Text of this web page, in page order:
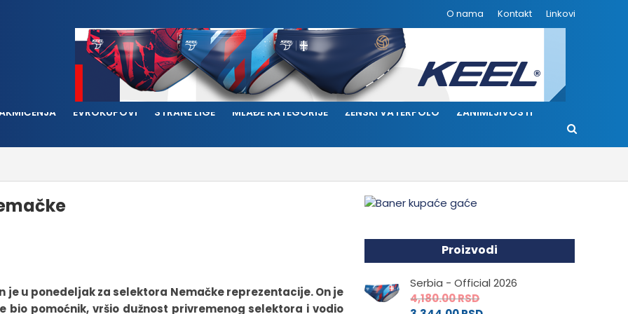
O nama Kontakt Linkovi
EVROKUPOVI STRANE LIGE MLAĐE KATEGORIJE ŽENSKI VATERPOLO ZANIMLJIVOSTI
u ponedeljak za selektora Nemačke reprezentacije. On je
bio pomoćnik, vršio dužnost privremenog selektora i vodio
Proizvodi
Serbia - Official 2026
4,180.00RSD